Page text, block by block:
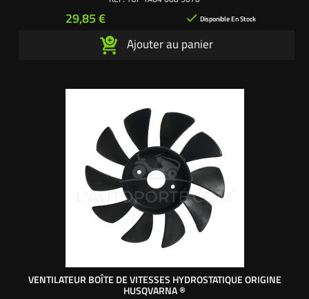
Prix
29,85 €  Disponible En Stock
Ajouter au panier
VENTILATEUR BOÎTE DE VITESSES HYDROSTATIQUE ORIGINE
HUSQVARNA ®